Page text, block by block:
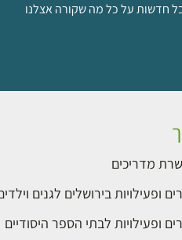
חדשות על כל מה שקורה אצלנו
מדריכים
ופעילויות בירושלים לגנים
ופעילויות לבתי הספר היסודיים